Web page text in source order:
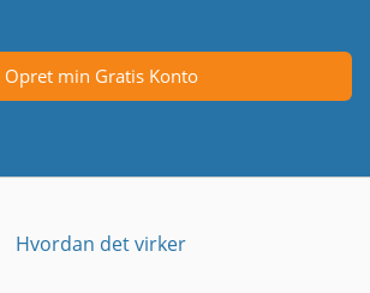
Opret min Gratis Konto
Hvordan det virker